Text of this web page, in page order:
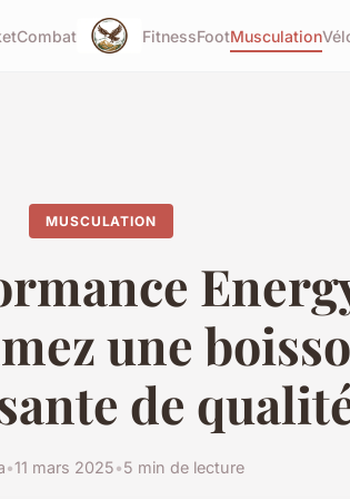
Combat FitnessFootMusculation
MUSCULATION
une
de
•11 mars 2025•5 min de lecture